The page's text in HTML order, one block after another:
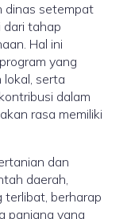
dinas setempat
dari tahap
Hal ini
yang
serta
dalam
rasa memiliki
dan
daerah,
terlibat, berharap
panjang yang